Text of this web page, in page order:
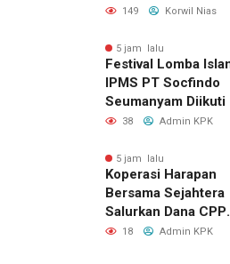
Zandroto
149 Korwil Nias
5 jam lalu
Festival Lomba
IPMS PT Socfindo
Seumanyam Diikuti
Pelajar, H. Ricky
Berprestasi
38 Admin KPK
5 jam lalu
Koperasi Harapan
Bersama Sejahtera
Salurkan Dana CPP
kepada 143 Calon
18 Admin KPK